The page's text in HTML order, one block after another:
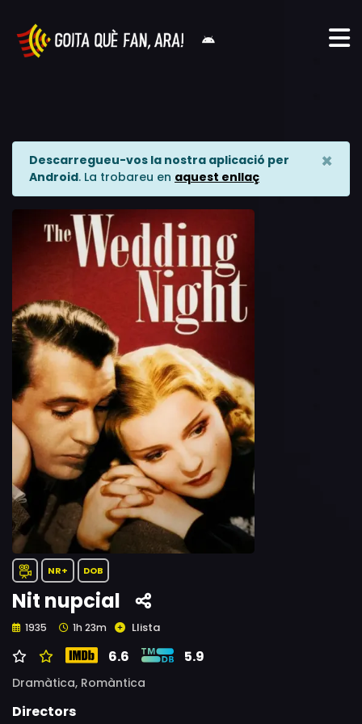
Descarregueu-vos la nostra aplicació per
Android. La trobareu en aquest enllaç
×
NR+ DOB
Nit nupcial
1935 1h 23m Llista
6.6 5.9
Dramàtica, Romàntica
Directors